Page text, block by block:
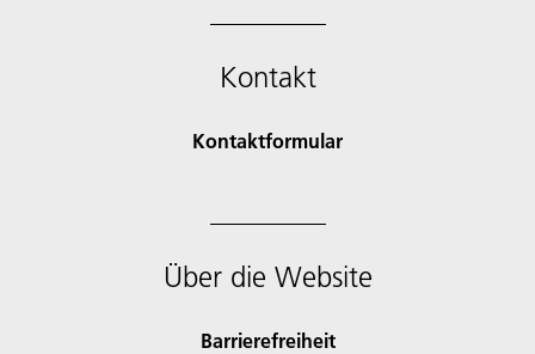
Kontakt
Kontaktformular
Über die Website
Barrierefreiheit